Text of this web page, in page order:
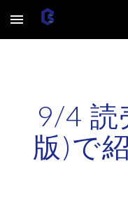
Skip to main content
9/4 読
版)で